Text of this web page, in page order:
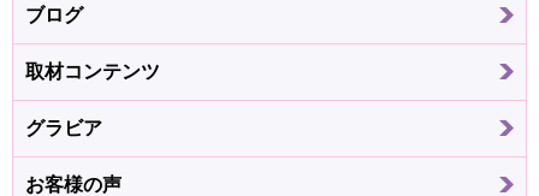
ブログ
取材コンテンツ
グラビア
お客様の声